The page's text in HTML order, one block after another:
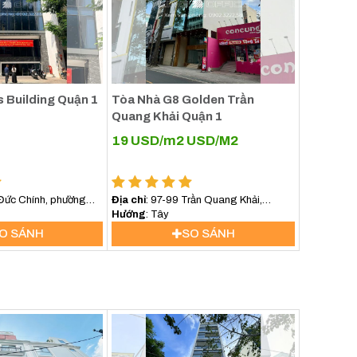
Building Quận 1
Chính, phường
SÁNH
Tòa Nhà G8 Golden Trần
Quang Khải Quận 1
19 USD/m2 USD/M2
Địa chỉ: 97-99 Trần Quang Khải,
Phường Tân Định, TP HCM
Hướng : Tây
SO SÁNH